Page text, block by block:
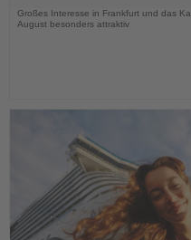
Großes Interesse in Frankfurt und das
August besonders attraktiv